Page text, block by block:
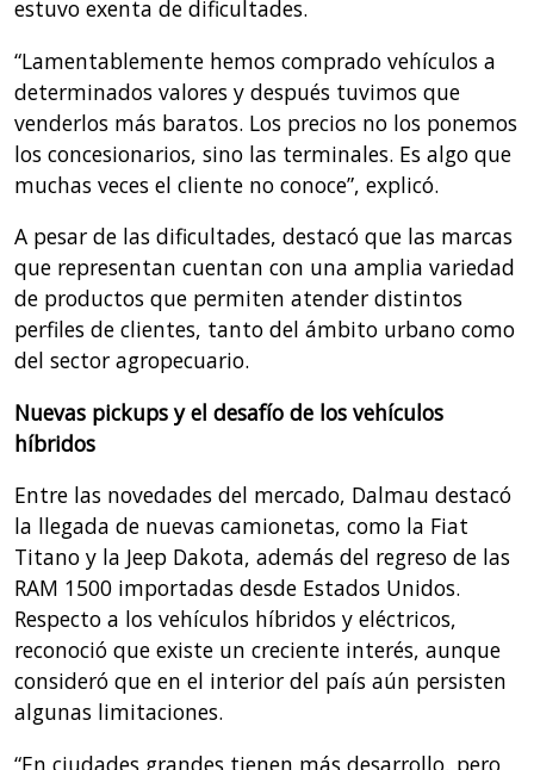
estuvo exenta de dificultades.
“Lamentablemente hemos comprado vehículos a
determinados valores y después tuvimos que
venderlos más baratos. Los precios no los ponemos
los concesionarios, sino las terminales. Es algo que
muchas veces el cliente no conoce”, explicó.
A pesar de las dificultades, destacó que las marcas
que representan cuentan con una amplia variedad
de productos que permiten atender distintos
perfiles de clientes, tanto del ámbito urbano como
del sector agropecuario.
Nuevas pickups y el desafío de los vehículos
híbridos
Entre las novedades del mercado, Dalmau destacó
la llegada de nuevas camionetas, como la Fiat
Titano y la Jeep Dakota, además del regreso de las
RAM 1500 importadas desde Estados Unidos.
Respecto a los vehículos híbridos y eléctricos,
reconoció que existe un creciente interés, aunque
consideró que en el interior del país aún persisten
algunas limitaciones.
“En ciudades grandes tienen más desarrollo, pero